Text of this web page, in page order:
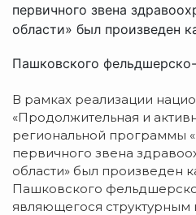
первичного звена
области» был произведен
Пашковского
В рамках реализации
«Продолжительная и
региональной программы
первичного звена
области» был произведен
Пашковского
являющегося